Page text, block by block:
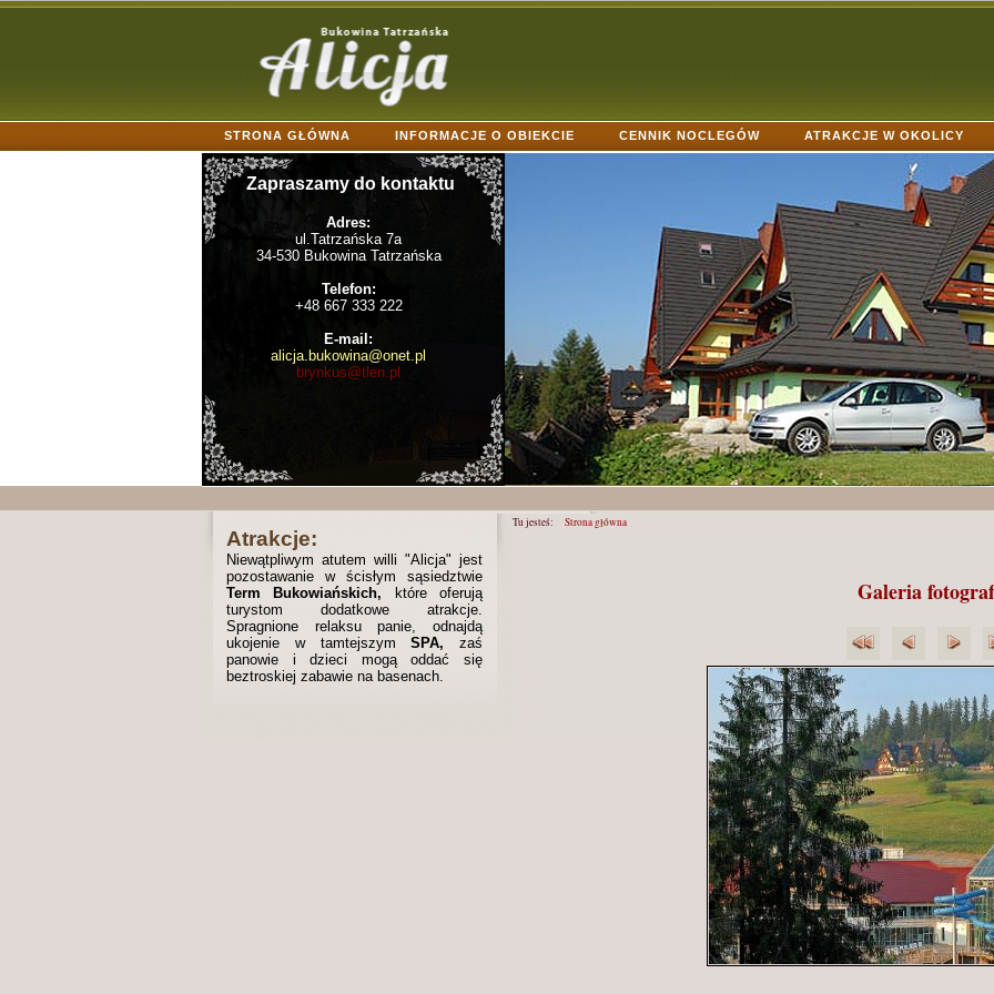
STRONA GŁÓWNA INFORMACJE O OBIEKCIE CENNIK NOCLEGÓW
ATRAKCJE W OKOLICY
KONTAKT
Zapraszamy do kontaktu
Adres:
ul.Tatrzańska 7a
34-530 Bukowina Tatrzańska
Telefon:
+48 667 333 222
E-mail:
alicja.bukowina@onet.pl
brynkus@tlen.pl
Atrakcje:
Niewątpliwym atutem willi "Alicja" jest
pozostawanie w ścisłym sąsiedztwie
Term Bukowiańskich, które oferują
turystom dodatkowe atrakcje.
Spragnione relaksu panie, odnajdą
ukojenie w tamtejszymSPA, zaś
panowie i dzieci mogą oddać się
beztroskiej zabawie na basenach.
Tu jesteś: Strona główna
Galeria